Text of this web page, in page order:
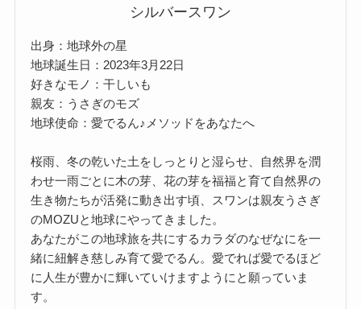
シルバースワン
出身：地球外の星
地球誕生日：2023年3月22日
好きなモノ：干しいも
親友：うさぎのモズ
地球使命：愛でるん♪メソッドをあなたへ
桜雨、冬の乾いた土をしっとりと湿らせ、自然界を潤
わせ一雨ごとに木の芽、花の芽を福福と育て自然界の
生き物たちが活発に動き出す頃、スワンは親友うさぎ
のMOZUと地球にやってきました。
あなたがこの地球旅を共にするカラダのなぜなにを一
緒に紐解き慈しみ育て愛でるん。愛でれば愛でるほど
に人生が豊かに輝いていけますようにと願っていま
す。